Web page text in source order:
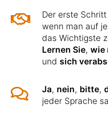
Der erste
wenn man auf
das Wichtigste
Lernen Sie, wie
und sich
Ja, nein, bitte,
jeder Sprache